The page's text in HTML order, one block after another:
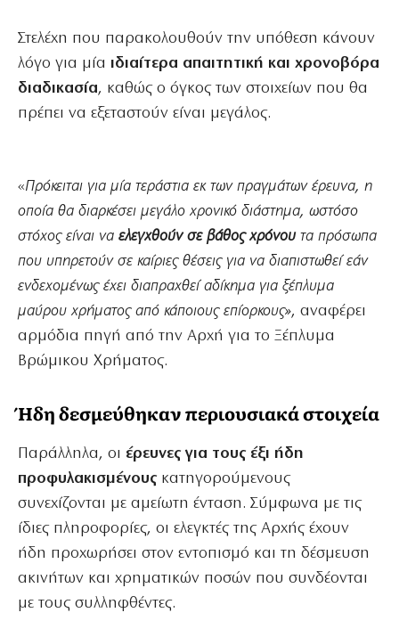
Στελέχη που παρακολουθούν την υπόθεση κάνουν
λόγο για μία ιδιαίτερα απαιτητική και χρονοβόρα
διαδικασία, καθώς ο όγκος των στοιχείων που θα
πρέπει να εξεταστούν είναι μεγάλος.
«Πρόκειται για μία τεράστια εκ των πραγμάτων έρευνα, η
οποία θα διαρκέσει μεγάλο χρονικό διάστημα, ωστόσο
στόχος είναι να ελεγχθούν σε βάθος χρόνουτα πρόσωπα
που υπηρετούν σε καίριες θέσεις για να διαπιστωθεί εάν
ενδεχομένως έχει διαπραχθεί αδίκημα για ξέπλυμα
μαύρου χρήματος από κάποιους επίορκους», αναφέρει
αρμόδια πηγή από την Αρχή για το Ξέπλυμα
Βρώμικου Χρήματος.
Ήδη δεσμεύθηκαν περιουσιακά στοιχεία
Παράλληλα, οι έρευνες για τους έξι ήδη
προφυλακισμένους κατηγορούμενους
συνεχίζονται με αμείωτη ένταση. Σύμφωνα με τις
ίδιες πληροφορίες, οι ελεγκτές της Αρχής έχουν
ήδη προχωρήσει στον εντοπισμό και τη δέσμευση
ακινήτων και χρηματικών ποσών που συνδέονται
με τους συλληφθέντες.